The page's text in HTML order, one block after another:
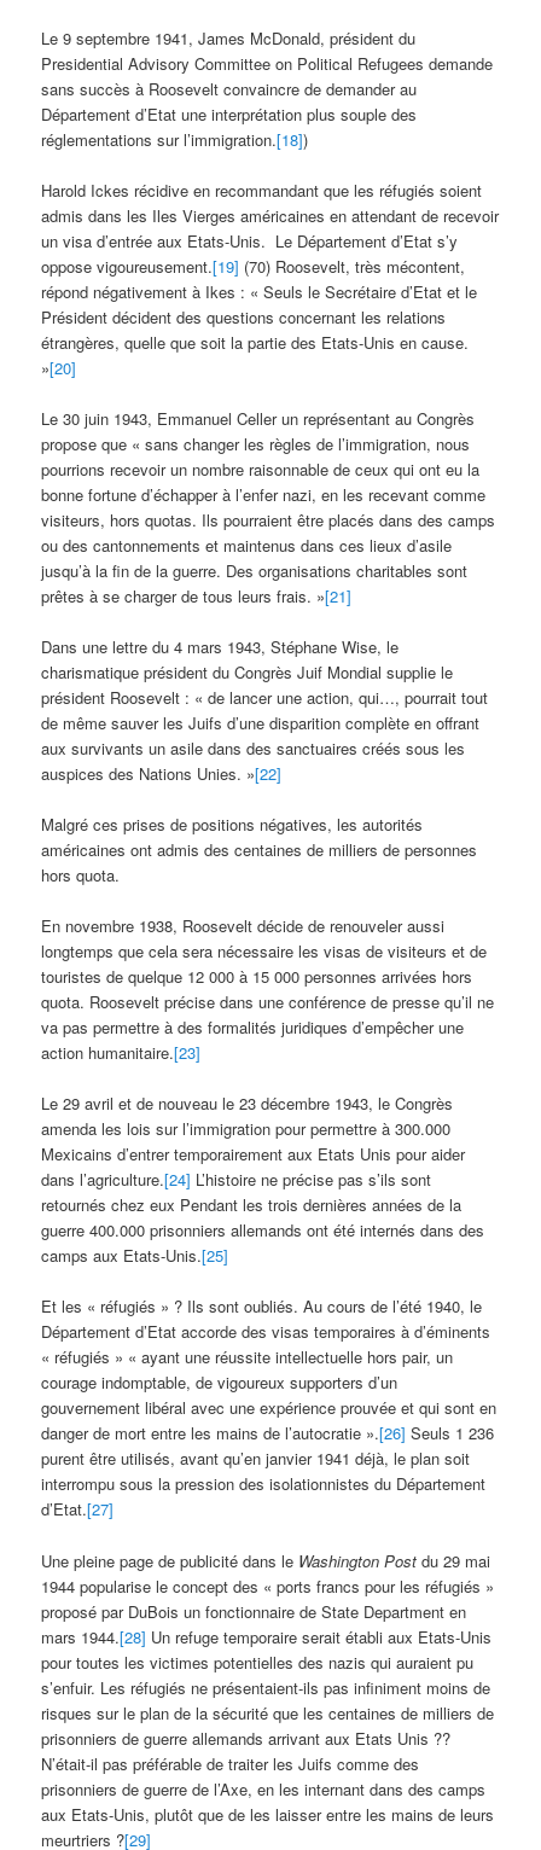
Le 9 septembre 1941, James McDonald, président du
Presidential Advisory Committee on Political Refugees demande
sans succès à Roosevelt convaincre de demander au
Département d’Etat une interprétation plus souple des
réglementations sur l’immigration.[18])
Harold Ickes récidive en recommandant que les réfugiés soient
admis dans les Iles Vierges américaines en attendant de recevoir
un visa d’entrée aux Etats-Unis. Le Département d’Etat s’y
oppose vigoureusement.[19] (70) Roosevelt, très mécontent,
répond négativement à Ikes : « Seuls le Secrétaire d’Etat et le
Président décident des questions concernant les relations
étrangères, quelle que soit la partie des Etats-Unis en cause.
»[20]
Le 30 juin 1943, Emmanuel Celler un représentant au Congrès
propose que « sans changer les règles de l’immigration, nous
pourrions recevoir un nombre raisonnable de ceux qui ont eu la
bonne fortune d’échapper à l’enfer nazi, en les recevant comme
visiteurs, hors quotas. Ils pourraient être placés dans des camps
ou des cantonnements et maintenus dans ces lieux d’asile
jusqu’à la fin de la guerre. Des organisations charitables sont
prêtes à se charger de tous leurs frais. »[21]
Dans une lettre du 4 mars 1943, Stéphane Wise, le
charismatique président du Congrès Juif Mondial supplie le
président Roosevelt : « de lancer une action, qui…, pourrait tout
de même sauver les Juifs d’une disparition complète en offrant
aux survivants un asile dans des sanctuaires créés sous les
auspices des Nations Unies. »[22]
Malgré ces prises de positions négatives, les autorités
américaines ont admis des centaines de milliers de personnes
hors quota.
En novembre 1938, Roosevelt décide de renouveler aussi
longtemps que cela sera nécessaire les visas de visiteurs et de
touristes de quelque 12 000 à 15 000 personnes arrivées hors
quota. Roosevelt précise dans une conférence de presse qu’il ne
va pas permettre à des formalités juridiques d’empêcher une
action humanitaire.[23]
Le 29 avril et de nouveau le 23 décembre 1943, le Congrès
amenda les lois sur l’immigration pour permettre à 300.000
Mexicains d’entrer temporairement aux Etats Unis pour aider
dans l’agriculture.[24] L’histoire ne précise pas s’ils sont
retournés chez eux Pendant les trois dernières années de la
guerre 400.000 prisonniers allemands ont été internés dans des
camps aux Etats-Unis.[25]
Et les « réfugiés » ? Ils sont oubliés. Au cours de l’été 1940, le
Département d’Etat accorde des visas temporaires à d’éminents
« réfugiés » « ayant une réussite intellectuelle hors pair, un
courage indomptable, de vigoureux supporters d’un
gouvernement libéral avec une expérience prouvée et qui sont en
danger de mort entre les mains de l’autocratie ».[26] Seuls 1 236
purent être utilisés, avant qu’en janvier 1941 déjà, le plan soit
interrompu sous la pression des isolationnistes du Département
d’Etat.[27]
Une pleine page de publicité dans le Washington Postdu 29 mai
1944 popularise le concept des « ports francs pour les réfugiés »
proposé par DuBois un fonctionnaire de State Department en
mars 1944.[28] Un refuge temporaire serait établi aux Etats-Unis
pour toutes les victimes potentielles des nazis qui auraient pu
s’enfuir. Les réfugiés ne présentaient-ils pas infiniment moins de
risques sur le plan de la sécurité que les centaines de milliers de
prisonniers de guerre allemands arrivant aux Etats Unis ??
N’était-il pas préférable de traiter les Juifs comme des
prisonniers de guerre de l’Axe, en les internant dans des camps
aux Etats-Unis, plutôt que de les laisser entre les mains de leurs
meurtriers ?[29]